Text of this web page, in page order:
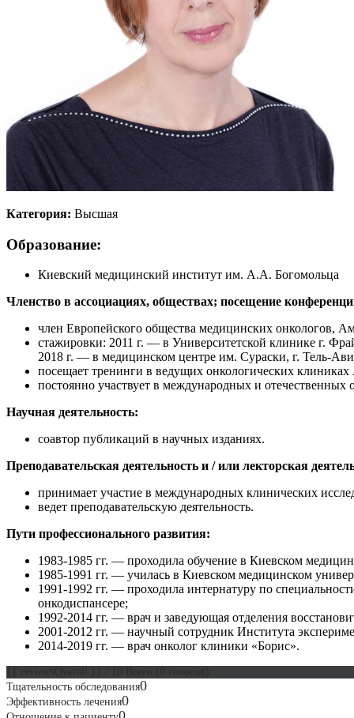
Категория: Высшая
Образование:
Киевский медицинский институт им. А.А. Богомольца
Членство в ассоциациях, обществах; посещение
член Европейского общества медицинских онкологов,
стажировки: 2011 г. — в Университетской клинике г.
2018 г. — в медицинском центре им. Сураски, г. Тель-
посещает тренинги в ведущих онкологических
постоянно участвует в международных и
Научная деятельность:
соавтор публикаций в научных изданиях.
Преподавательская деятельность и / или лекторская
принимает участие в международных клинических
ведет преподавательскую деятельность.
Пути профессионального развития:
1983-1985 гг. — проходила обучение в Киевском
1985-1991 гг. — училась в Киевском медицинском
1991-1992 гг. — проходила интернатуру по
онкодиспансере;
1992-2014 гг. — врач и заведующая отделения
2001-2012 гг. — научный сотрудник Института
2014-2019 гг. — врач онколог клиники «Борис».
Тщательность обследования0
Эффективность лечения0